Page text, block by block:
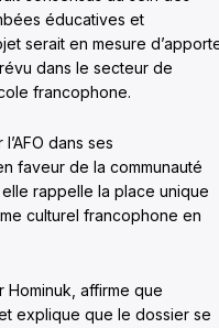
éducatives et
serait en mesure
dans le secteur de
francophone.
dans ses
faveur de la communauté
rappelle la place unique
culturel francophone en
Hominuk, affirme que
explique que le dossier se